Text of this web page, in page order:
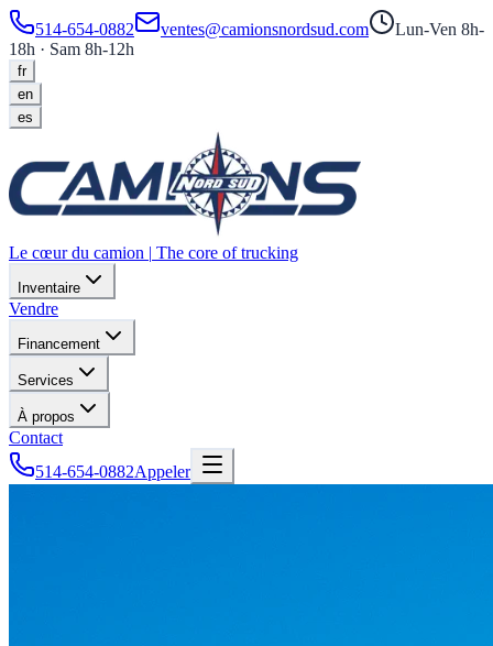
514-654-0882 ventes@camionsnordsud.com
Lun-Ven 8h-
18h · Sam 8h-12h
fr
en
es
Le cœur du camion | The core of trucking
Inventaire
Vendre
Financement
Services
À propos
Contact
514-654-0882Appeler